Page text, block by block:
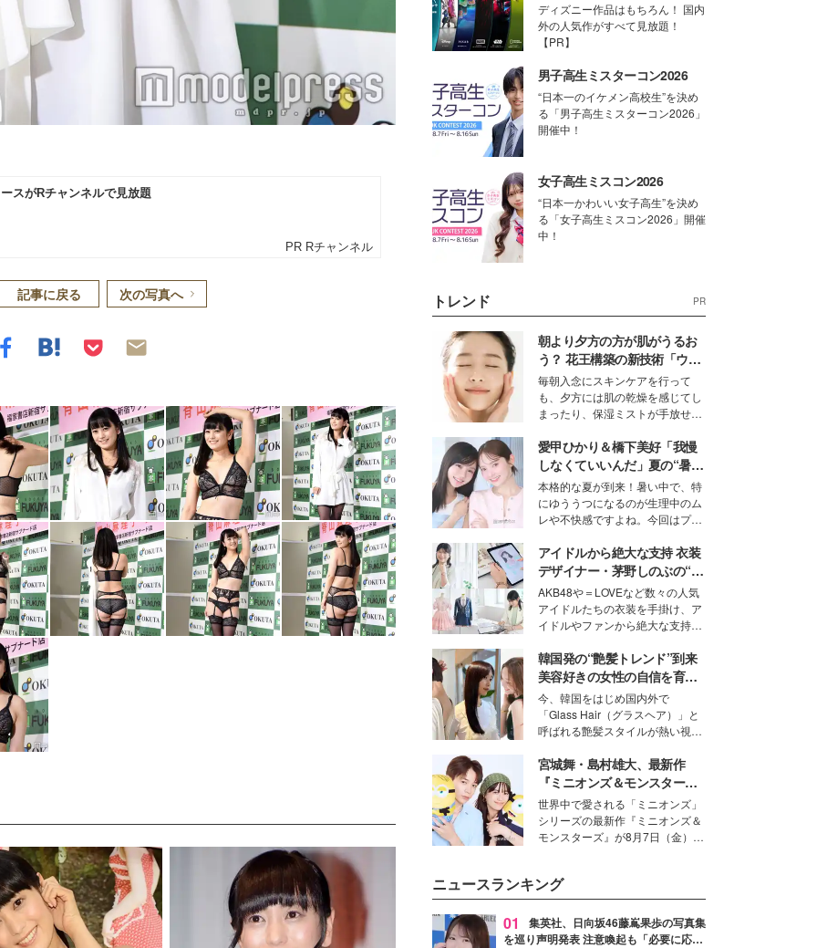
記事に戻る 次の写真へ
ディズニー作品はもちろん！ 国内
外の人気作がすべて見放題！
【PR】
男子高生ミスターコン2026
“日本一のイケメン高校生”を決め
る「男子高生ミスターコン2026」
開催中！
女子高生ミスコン2026
“日本一かわいい女子高生”を決め
る「女子高生ミスコン2026」開催
中！
トレンド PR
朝より夕方の方が肌がうるお
う？ 花王構築の新技術「ウォ
ーターキャプチャリングスキ
ン（捕水肌）」がスキンケア
の常識を変える予感
毎朝入念にスキンケアを行って
も、夕方には肌の乾燥を感じてし
まったり、保湿ミストが手放せな
な美容の常識を大きく変える可能
性を秘めた、革新的な「Water
Capturing Skin（ウォーターキャ
プチャリングスキン：捕水肌）」
技術を、花王が構築した。
愛甲ひかり＆橋下美好「我慢
しなくていいんだ」夏の“暑さ
対策”の新しい選択肢とは？
本格的な夏が到来！暑い中で、特
にゆううつになるのが生理中のム
レや不快感ですよね。今回はプラ
モデル・愛甲ひかりさんと橋下美
好さんを迎えて本音で女子会トー
ク。猛暑のお出かけを快適に過ご
すヒントや、2人が感動した夏の
生理の新常識にも迫りました。
アイドルから絶大な支持 衣装
デザイナー・茅野しのぶの“可
愛い”を作る美学＜「シチズン
クロスシー」インタビュー＞
AKB48や＝LOVEなど数々の人気
アイドルたちの衣装を手掛け、ア
イドルやファンから絶大な支持を
取締役兼クリエイティブディレク
ター・茅野しのぶ。一人ひとりの
個性に寄り添い、魅力を引き出す
衣装作りは、多くの女性たちに勇
気と自信を与え続けている。
韓国発の“艶髪トレンド”到来
美容好きの女性の自信を育む
「ヘアケア事情」って？
今、韓国をはじめ国内外で
「Glass Hair（グラスヘア）」と
呼ばれる艶髪スタイルが熱い視線
ションの完成度を高めるベースと
して、“髪そのものの美しさ”に改
めて注目する人が増えている様
子。今回は、そんな憧れの艶やか
な髪を日常で叶える、美容好きの
女性たちのヘアケア事情を紹介し
宮城舞・島村雄大、最新作
『ミニオンズ＆モンスター
ズ』の魅力熱弁 ハチャメチャ
だけじゃない“友情と絆”に感
動
世界中で愛される「ミニオンズ」
シリーズの最新作『ミニオンズ＆
モンスターズ』が8月7日（金）に
デルの宮城舞と島村雄大の特別対
談をお届け！それぞれの視点か
ら、今作ならではの魅力や予想外
の感動をもたらす奥深いストーリ
ニュースランキング
01
集英社、日向坂46藤嶌果歩の写真集
を巡り声明発表 注意喚起も「必要に応じ